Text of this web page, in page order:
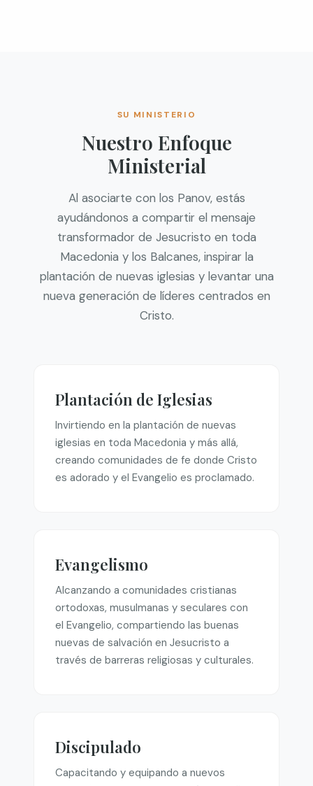
SU MINISTERIO
Nuestro Enfoque
Ministerial
Al asociarte con los Panov, estás
ayudándonos a compartir el mensaje
transformador de Jesucristo en toda
Macedonia y los Balcanes, inspirar la
plantación de nuevas iglesias y levantar una
nueva generación de líderes centrados en
Cristo.
Plantación de Iglesias
Invirtiendo en la plantación de nuevas
iglesias en toda Macedonia y más allá,
creando comunidades de fe donde Cristo
es adorado y el Evangelio es proclamado.
Evangelismo
Alcanzando a comunidades cristianas
ortodoxas, musulmanas y seculares con
el Evangelio, compartiendo las buenas
nuevas de salvación en Jesucristo a
través de barreras religiosas y culturales.
Discipulado
Capacitando y equipando a nuevos